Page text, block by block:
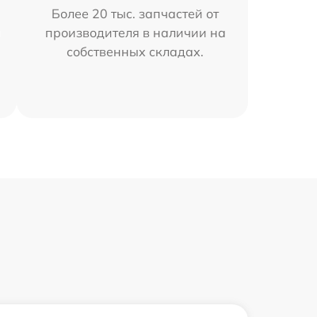
Более 20 тыс. запчастей от
производителя в наличии на
собственных складах.